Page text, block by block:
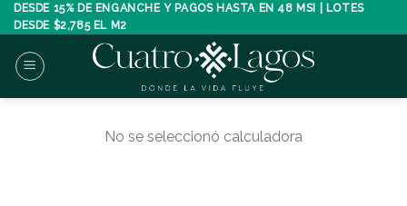
Skip
to
content
DESDE 15% DE ENGANCHE Y PAGOS HASTA EN 48 MSI | LOTES
DESDE $2,785 EL M2
No se seleccionó calculadora